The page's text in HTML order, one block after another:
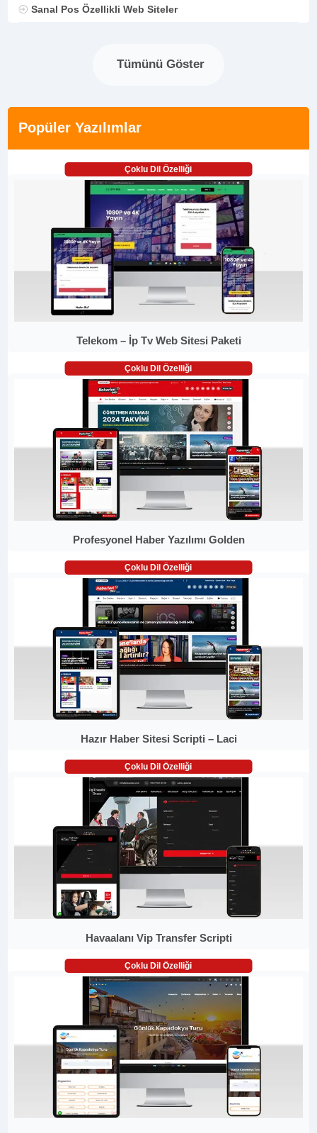
Sanal Pos Özellikli Web Siteler
Tümünü Göster
Popüler Yazılımlar
Çoklu Dil Özelliği
Telekom – İp Tv Web Sitesi Paketi
Çoklu Dil Özelliği
Profesyonel Haber Yazılımı Golden
Çoklu Dil Özelliği
Hazır Haber Sitesi Scripti – Laci
Çoklu Dil Özelliği
Havaalanı Vip Transfer Scripti
Çoklu Dil Özelliği